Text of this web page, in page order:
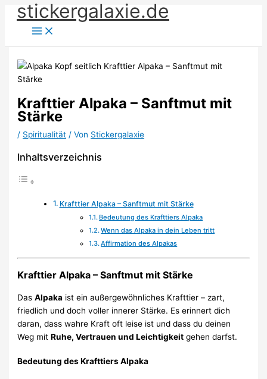
Zum
Inhalt
springen
stickergalaxie.de
Krafttier Alpaka – Sanftmut mit
Stärke
/ Spiritualität / Von Stickergalaxie
Inhaltsverzeichnis
Krafttier Alpaka – Sanftmut mit Stärke
Bedeutung des Krafttiers Alpaka
Wenn das Alpaka in dein Leben tritt
Affirmation des Alpakas
Krafttier Alpaka – Sanftmut mit Stärke
DasAlpaka ist ein außergewöhnliches Krafttier – zart,
friedlich und doch voller innerer Stärke. Es erinnert dich
daran, dass wahre Kraft oft leise ist und dass du deinen
Weg mitRuhe, Vertrauen und Leichtigkeit gehen darfst.
Bedeutung des Krafttiers Alpaka